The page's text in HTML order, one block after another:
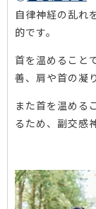
自律神経の乱れ
的です。
首を温めること
善、肩や首の凝
また首を温める
るため、副交感